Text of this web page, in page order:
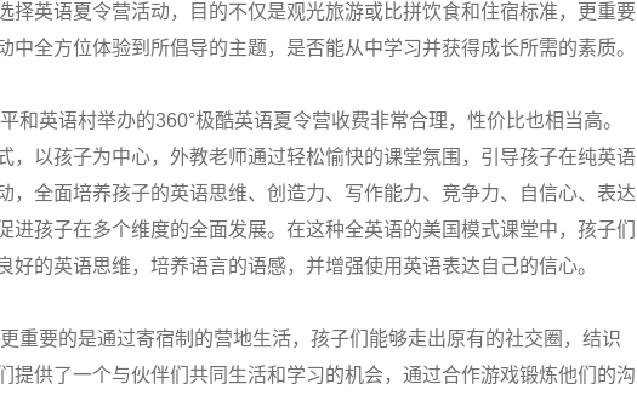
择英语夏令营活动，目的不仅是观光旅游或比拼饮食和住宿标准，更重要
中全方位体验到所倡导的主题，是否能从中学习并获得成长所需的素质。
英语村举办的360°极酷英语夏令营收费非常合理，性价比也相当高。
，以孩子为中心，外教老师通过轻松愉快的课堂氛围，引导孩子在纯英语
，全面培养孩子的英语思维、创造力、写作能力、竞争力、自信心、表达
进孩子在多个维度的全面发展。在这种全英语的美国模式课堂中，孩子们
好的英语思维，培养语言的语感，并增强使用英语表达自己的信心。
要的是通过寄宿制的营地生活，孩子们能够走出原有的社交圈，结识
提供了一个与伙伴们共同生活和学习的机会，通过合作游戏锻炼他们的沟